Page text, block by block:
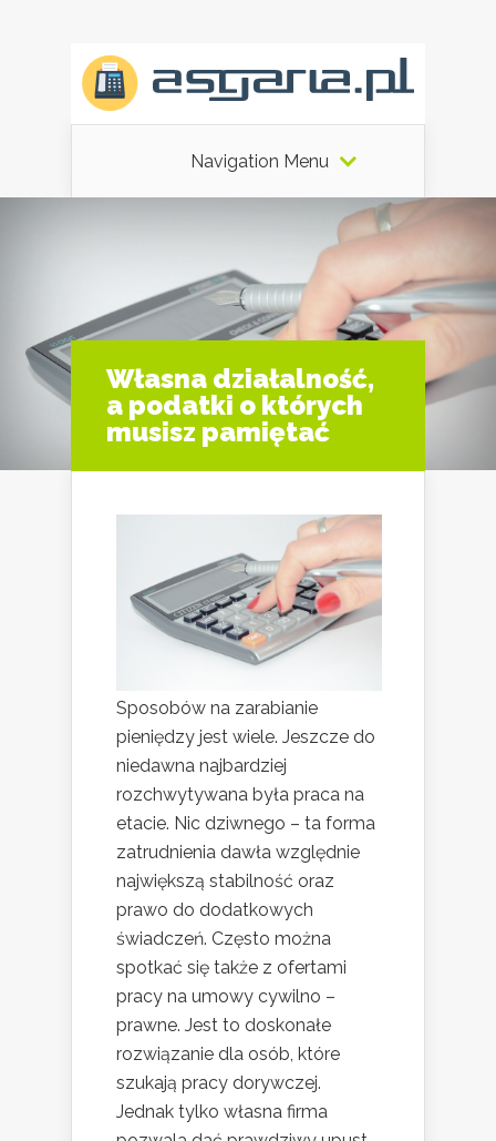
Navigation Menu
Własna działalność,
a podatki o których
musisz pamiętać
Sposobów na zarabianie
pieniędzy jest wiele. Jeszcze do
niedawna najbardziej
rozchwytywana była praca na
etacie. Nic dziwnego – ta forma
zatrudnienia dawła względnie
największą stabilność oraz
prawo do dodatkowych
świadczeń. Często można
spotkać się także z ofertami
pracy na umowy cywilno –
prawne. Jest to doskonałe
rozwiązanie dla osób, które
szukają pracy dorywczej.
Jednak tylko własna firma